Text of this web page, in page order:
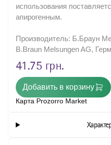
Хирургический ретрактор
Щипцы хирургические для
Щипцы хирургические для
ножниц, одноразового
пинцета, многоразового
Щипцы хирургические для
пинцета, одноразового
использования
апирогенным.
Производитель: Б.Браун
B.Braun Melsungen AG,
41.75 грн.
Добавить в корзину
Карта Prozorro Market